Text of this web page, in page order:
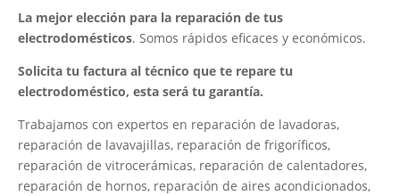
La mejor elección para la reparación de tus
electrodomésticos. Somos rápidos eficaces y económicos.
Solicita tu factura al técnico que te repare tu
electrodoméstico, esta será tu garantía.
Trabajamos con expertos en reparación de lavadoras,
reparación de lavavajillas, reparación de frigoríficos,
reparación de vitrocerámicas, reparación de calentadores,
reparación de hornos, reparación de aires acondicionados,